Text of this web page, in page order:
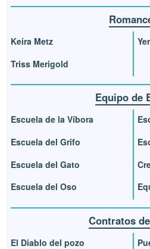
Keira Metz
Triss Merigold
Equipo de
Escuela de la Víbora
Escuela del Grifo
Escuela del Gato
Escuela del Oso
Contratos
El Diablo del pozo